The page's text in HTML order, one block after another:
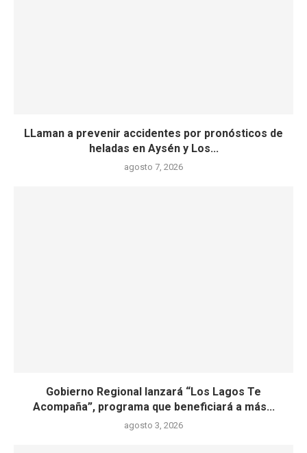
LLaman a prevenir accidentes por pronósticos de
heladas en Aysén y Los...
agosto 7, 2026
Gobierno Regional lanzará “Los Lagos Te
Acompaña”, programa que beneficiará a más...
agosto 3, 2026